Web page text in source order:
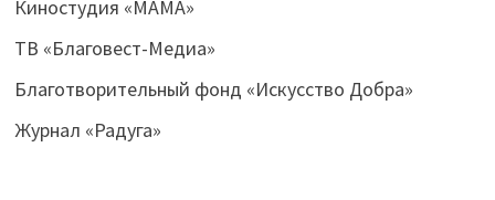
Киностудия «МАМА»
ТВ «Благовест-Медиа»
Благотворительный фонд «Искусство Добра»
Журнал «Радуга»